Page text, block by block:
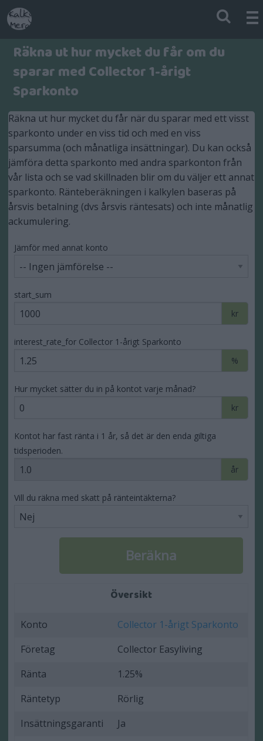
Räkna ut hur mycket du får om du
sparar med Collector 1-årigt
Sparkonto
Räkna ut hur mycket du får när du sparar med ett visst
sparkonto under en viss tid och med en viss
sparsumma (och månatliga insättningar). Du kan också
jämföra detta sparkonto med andra sparkonton från
vår lista och se vad skillnaden blir om du väljer ett annat
sparkonto. Ränteberäkningen i kalkylen baseras på
årsvis betalning (dvs årsvis räntesats) och inte månatlig
ackumulering.
Jämför med annat konto
start_sum
kr
interest_rate_for Collector 1-årigt Sparkonto
%
Hur mycket sätter du in på kontot varje månad?
kr
Kontot har fast ränta i 1 år, så det är den enda giltiga
tidsperioden.
år
Vill du räkna med skatt på ränteintäkterna?
Översikt
Konto
Collector 1-årigt Sparkonto
Företag
Collector Easyliving
Ränta
1.25%
Räntetyp
Rörlig
Insättningsgaranti
Ja